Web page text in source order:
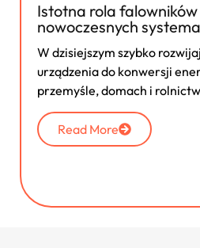
Istotna rola
nowoczesnych
W dzisiejszym szybko
urządzenia do konwersji
przemyśle, domach i
Read More